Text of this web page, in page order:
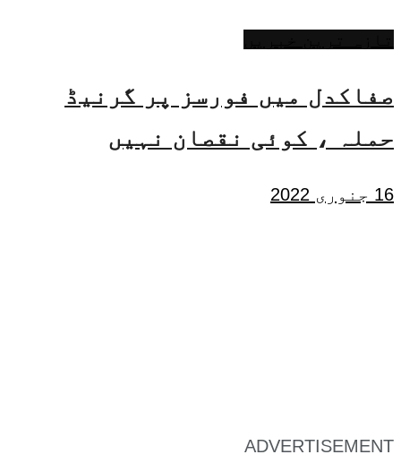
صفاکدل میں فورسز پر گرنیڈ
حملہ ، کوئی نقصان نہیں
16 جنوری 2022
ADVERTISEMENT